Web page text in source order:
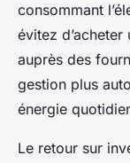
consommant
évitez
auprès des
gestion plus
énergie
Le retour sur